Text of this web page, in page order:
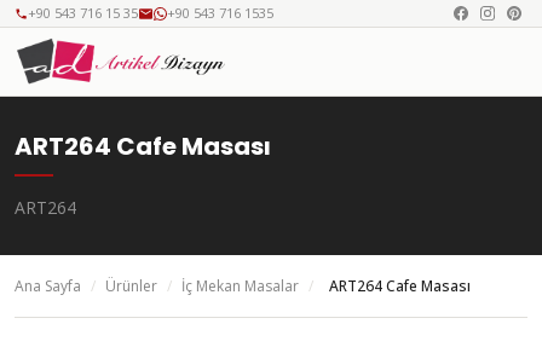
+90 543 716 15 35 +90 543 716 1535
ART264 Cafe Masası
ART264
Ana Sayfa / Ürünler / İç Mekan Masalar / ART264 Cafe Masası